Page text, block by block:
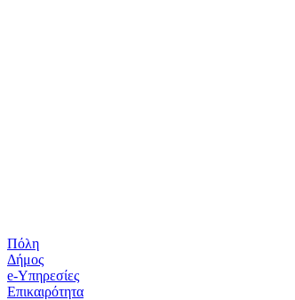
Πόλη
Δήμος
e-Υπηρεσίες
Επικαιρότητα